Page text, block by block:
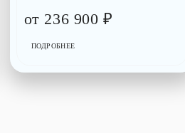
от 236 900₽
ПОДРОБНЕЕ